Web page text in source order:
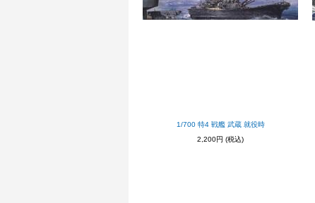
1/700 特4 戦艦 武蔵 就役時
2,200円 (税込)